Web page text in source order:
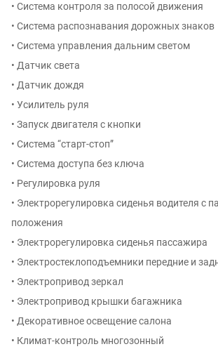
• Система контроля за полосой движения
• Система распознавания дорожных знаков
• Система управления дальним светом
• Датчик света
• Датчик дождя
• Усилитель руля
• Запуск двигателя с кнопки
• Система “старт-стоп”
• Система доступа без ключа
• Регулировка руля
• Электрорегулировка сиденья водителя с
положения
• Электрорегулировка сиденья пассажира
• Электростеклоподъемники передние и
• Электропривод зеркал
• Электропривод крышки багажника
• Декоративное освещение салона
• Климат-контроль многозонный